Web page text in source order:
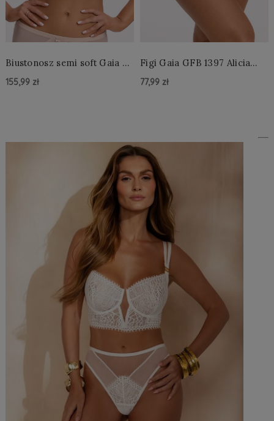
Biustonosz semi soft Gaia BS
155,99 zł
Figi Gaia GFB 1397 Alicia
77,99 zł